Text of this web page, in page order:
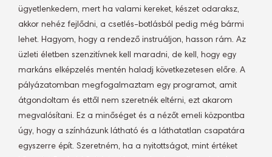
ügyetlenkedem, mert ha valami kereket, készet odaraksz,
akkor nehéz fejlődni, a csetlés-botlásból pedig még bármi
lehet. Hagyom, hogy a rendező instruáljon, hasson rám. Az
üzleti életben szenzitívnek kell maradni, de kell, hogy egy
markáns elképzelés mentén haladj következetesen előre. A
pályázatomban megfogalmaztam egy programot, amit
átgondoltam és ettől nem szeretnék eltérni, ezt akarom
megvalósítani. Ez a minőséget és a nézőt emeli központba
úgy, hogy a színházunk látható és a láthatatlan csapatára
egyszerre épít. Szeretném, ha a nyitottságot, mint értéket